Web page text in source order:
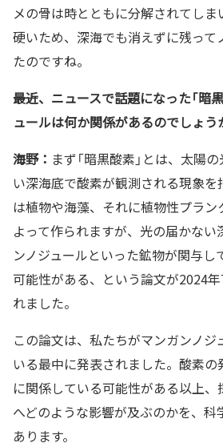
メの骨は時とともに分解されてしま
硬いため、深海でも消えずに残って
たのですね。
――最近、ニュースで話題になった「暗
ュールは何か関係があるのでしょう
海野： まず「暗黒酸素」とは、太陽
い深海底で酸素が観測される現象を
は植物や海藻、それに植物性プラ
よって作られますが、光の届かない
ンノジュールといった鉱物が関与し
可能性がある、という論文が2024
れました。
この論文は、私たちがマンガンノジ
いる最中に発表されました。酸素
に関係している可能性がある以上
へどのような影響が及ぶのかを、科
あります。